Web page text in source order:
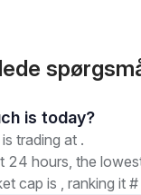
1. How much is today?
trading at .
24 hours, the
cap is , ranking it